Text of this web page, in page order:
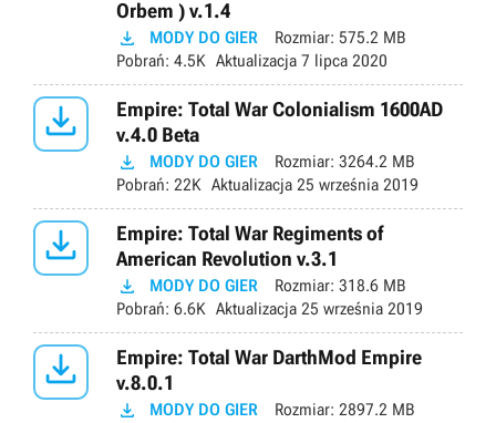
Orbem ) v.1.4
 MODY DO GIER Rozmiar: 575.2 MB
Pobrań: 4.5K Aktualizacja 7 lipca 2020

Empire: Total War Colonialism 1600AD
v.4.0 Beta
 MODY DO GIER Rozmiar: 3264.2 MB
Pobrań: 22K Aktualizacja 25 września 2019

Empire: Total War Regiments of
American Revolution v.3.1
 MODY DO GIER Rozmiar: 318.6 MB
Pobrań: 6.6K Aktualizacja 25 września 2019

Empire: Total War DarthMod Empire
v.8.0.1
 MODY DO GIER Rozmiar: 2897.2 MB